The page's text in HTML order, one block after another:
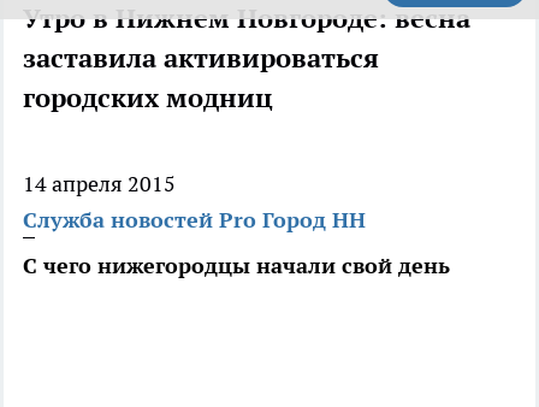
Утро в Нижнем Новгороде: весна
заставила активироваться
городских модниц
14 апреля 2015
Служба новостей Pro Город НН
С чего нижегородцы начали свой день